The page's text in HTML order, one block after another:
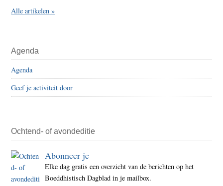
Alle artikelen »
Agenda
Agenda
Geef je activiteit door
Ochtend- of avondeditie
Abonneer je
Elke dag gratis een overzicht van de berichten op het
Boeddhistisch Dagblad in je mailbox.